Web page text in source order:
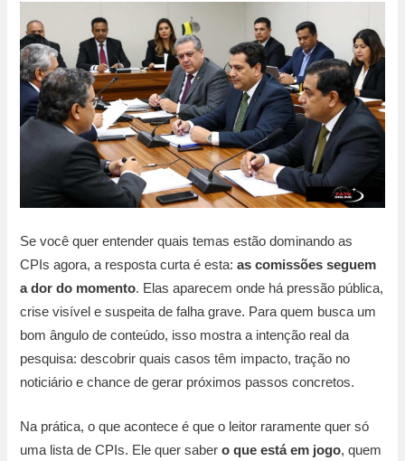
Se você quer entender quais temas estão dominando as
CPIs agora, a resposta curta é esta:as comissões seguem
a dor do momento. Elas aparecem onde há pressão pública,
crise visível e suspeita de falha grave. Para quem busca um
bom ângulo de conteúdo, isso mostra a intenção real da
pesquisa: descobrir quais casos têm impacto, tração no
noticiário e chance de gerar próximos passos concretos.
Na prática, o que acontece é que o leitor raramente quer só
uma lista de CPIs. Ele quer sabero que está em jogo, quem